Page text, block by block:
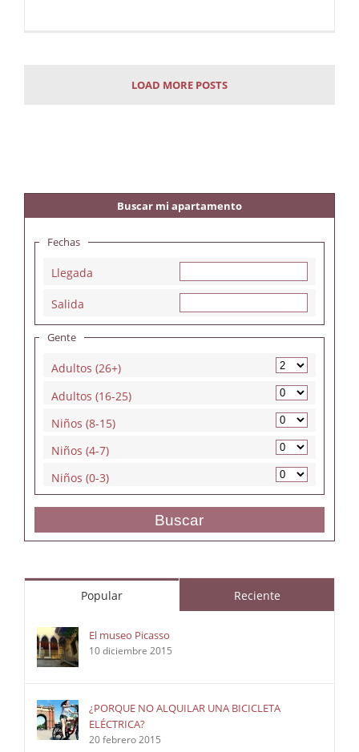
LOAD MORE POSTS
Buscar mi apartamento
Fechas
Llegada
Salida
Gente
Adultos (26+)
Adultos (16-25)
Niños (8-15)
Niños (4-7)
Niños (0-3)
Buscar
Popular Reciente
El museo Picasso
10 diciembre 2015
¿PORQUE NO ALQUILAR UNA BICICLETA
ELÉCTRICA?
20 febrero 2015